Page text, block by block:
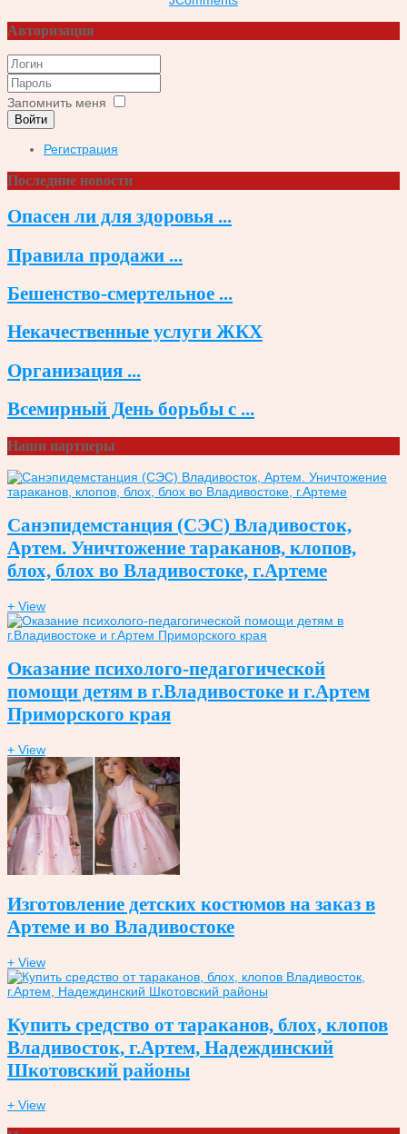
Авторизация
Запомнить меня
Войти
Регистрация
Последние новости
Опасен ли для здоровья ...
Правила продажи ...
Бешенство-смертельное ...
Некачественные услуги ЖКХ
Организация ...
Всемирный День борьбы с ...
Наши партнеры
Санэпидемстанция (СЭС) Владивосток,
Артем. Уничтожение тараканов, клопов,
блох, блох во Владивостоке, г.Артеме
+ View
Оказание психолого-педагогической
помощи детям в г.Владивостоке и г.Артем
Приморского края
+ View
Изготовление детских костюмов на заказ в
Артеме и во Владивостоке
+ View
Купить средство от тараканов, блох, клопов
Владивосток, г.Артем, Надеждинский
Шкотовский районы
+ View